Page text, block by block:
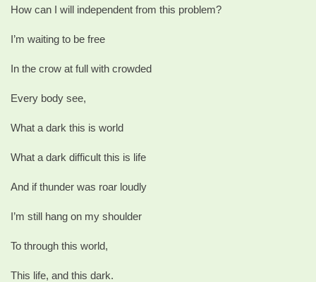
How can I will independent from this problem?
I’m waiting to be free
In the crow at full with crowded
Every body see,
What a dark this is world
What a dark difficult this is life
And if thunder was roar loudly
I’m still hang on my shoulder
To through this world,
This life, and this dark.